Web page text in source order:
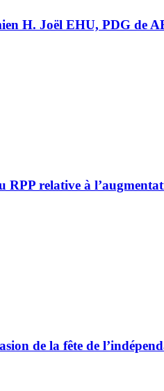
H. Joël EHU, PDG de
RPP relative à
de la fête de